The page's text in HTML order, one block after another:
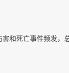
害和死亡事件频发，